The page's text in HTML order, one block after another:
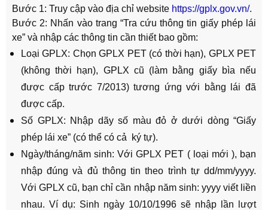
Bước 1: Truy cập vào địa chỉ website https://gplx.gov.vn/.
Bước 2: Nhấn vào trang “Tra cứu thông tin giấy phép lái
xe” và nhập các thông tin cần thiết bao gồm:
Loại GPLX: Chọn GPLX PET (có thời hạn), GPLX PET
(không thời hạn), GPLX cũ (làm bằng giấy bìa nếu
được cấp trước 7/2013) tương ứng với bằng lái đã
được cấp.
Số GPLX: Nhập dãy số màu đỏ ở dưới dòng “Giấy
phép lái xe” (có thể có cả ký tự).
Ngày/tháng/năm sinh: Với GPLX PET ( loại mới ), bạn
nhập đúng và đủ thông tin theo trình tự dd/mm/yyyy.
Với GPLX cũ, bạn chỉ cần nhập năm sinh: yyyy viết liền
nhau. Ví dụ: Sinh ngày 10/10/1996 sẽ nhập lần lượt